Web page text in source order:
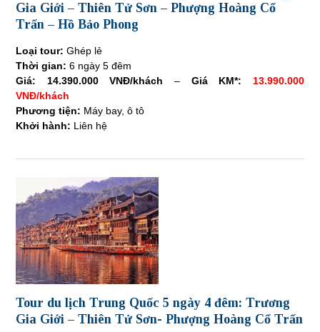
Gia Giới – Thiên Tử Sơn – Phượng Hoàng Cổ
Trấn – Hồ Bảo Phong
Loại tour: Ghép lẻ
Thời gian: 6 ngày 5 đêm
Giá:
14.390.000 VNĐ/khách – Giá KM*:
13.990.000
VNĐ/khách
Phương tiện: Máy bay, ô tô
Khởi hành: Liên hệ
Tour du lịch Trung Quốc 5 ngày 4 đêm: Trương
Gia Giới – Thiên Tử Sơn- Phượng Hoàng Cổ Trấn